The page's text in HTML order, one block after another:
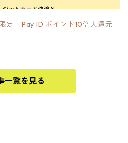
定「Pay ID ポイント10倍大還元
一覧を見る